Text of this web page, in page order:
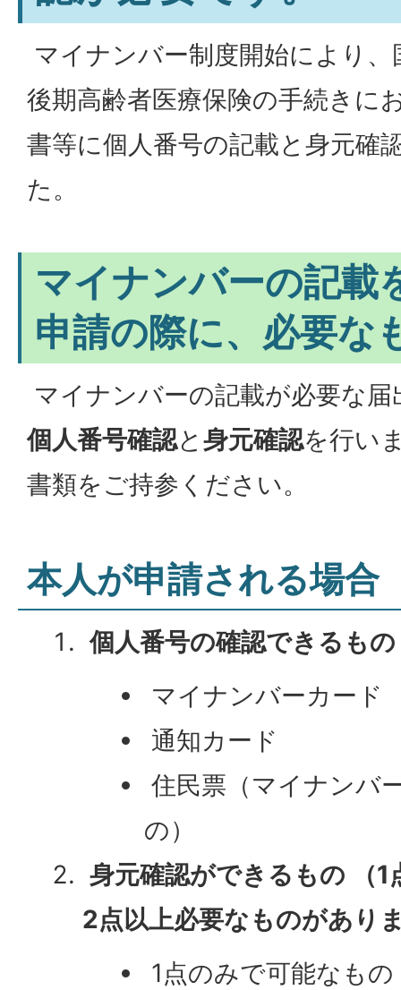
マイナンバー制度開始により
後期高齢者医療保険の手続きに
書等に個人番号の記載と身元確
た。
マイナンバーの記載
申請の際に、必要な
マイナンバーの記載が必要な
個人番号確認と 身元確認を行い
書類をご持参ください。
本人が申請される場合
個人番号の確認できるも
マイナンバーカード
通知カード
住民票（マイナンバ
の）
身元確認ができるもの （
2点以上必要なものがあり
1点のみで可能なも